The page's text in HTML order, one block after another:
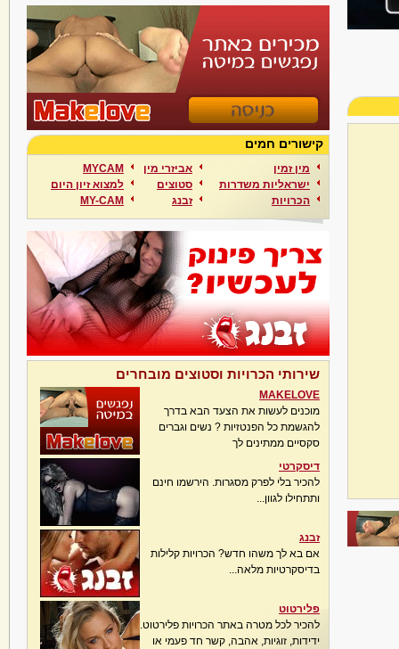
קישורים חמים
מין זמין
ישראליות משדרות
הכרויות
אביזרי מין
סטוצים
זבנג
MYCAM
למצוא זיון היום
MY-CAM
שירותי הכרויות וסטוצים מובחרים
MAKELOVE
מוכנים לעשות את הצעד הבא בדרך
להגשמת כל הפנטזיות ? נשים וגברים
סקסיים ממתינים לך
דיסקרטי
להכיר בלי לפרק מסגרות. הירשמו חינם
ותתחילו לגוון...
זבנג
אם בא לך משהו חדש? הכרויות קלילות
בדיסקרטיות מלאה...
פלירטוט
להכיר לכל מטרה באתר הכרויות פלירטוט.
ידידות, זוגיות, אהבה, קשר חד פעמי או